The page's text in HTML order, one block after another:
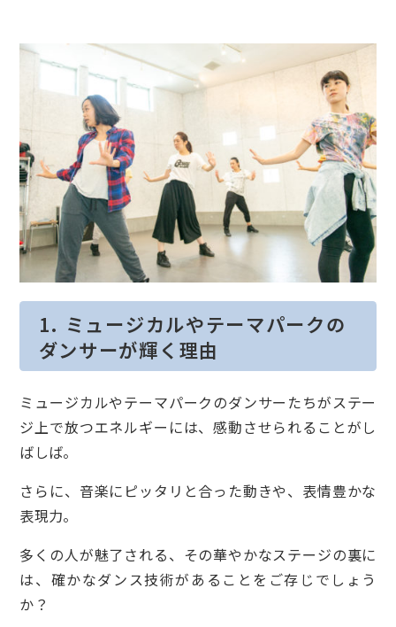
1. ミュージカルやテーマパークの
ダンサーが輝く理由
ミュージカルやテーマパークのダンサーたちがステー
ジ上で放つエネルギーには、感動させられることがし
ばしば。
さらに、音楽にピッタリと合った動きや、表情豊かな
表現力。
多くの人が魅了される、その華やかなステージの裏に
は、確かなダンス技術があることをご存じでしょう
か？